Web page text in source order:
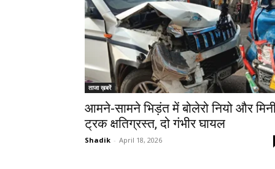
ताजा ख़बरें
आमने-सामने भिड़ंत में बोलेरो नियो और
ट्रक क्षतिग्रस्त, दो गंभीर घायल
Shadik - April 18, 2026